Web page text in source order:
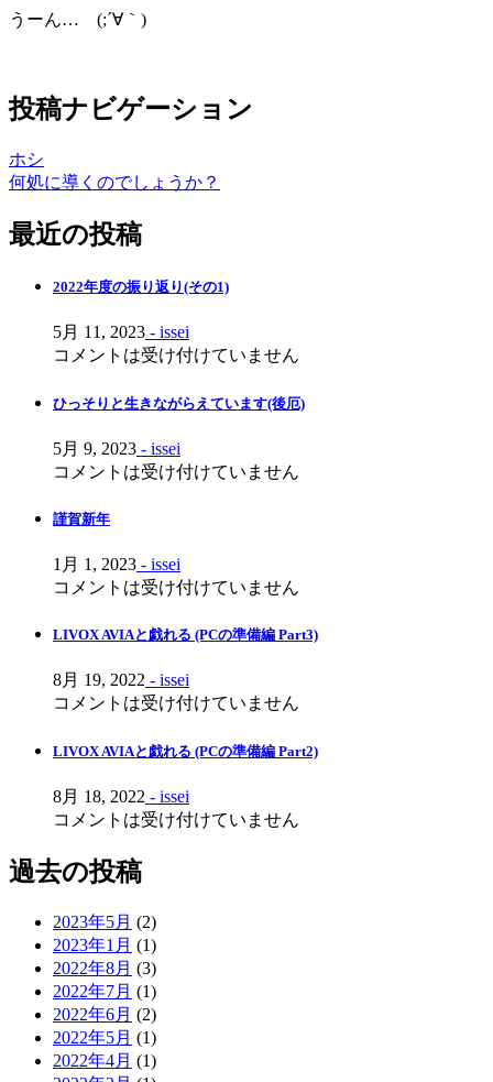
うーん… (;´∀｀)
投稿ナビゲーション
ホシ
何処に導くのでしょうか？
最近の投稿
2022年度の振り返り(その1)
5月 11, 2023 - issei
コメントは受け付けていません
ひっそりと生きながらえています(後厄)
5月 9, 2023 - issei
コメントは受け付けていません
謹賀新年
1月 1, 2023 - issei
コメントは受け付けていません
LIVOX AVIAと戯れる (PCの準備編 Part3)
8月 19, 2022 - issei
コメントは受け付けていません
LIVOX AVIAと戯れる (PCの準備編 Part2)
8月 18, 2022 - issei
コメントは受け付けていません
過去の投稿
2023年5月 (2)
2023年1月 (1)
2022年8月 (3)
2022年7月 (1)
2022年6月 (2)
2022年5月 (1)
2022年4月 (1)